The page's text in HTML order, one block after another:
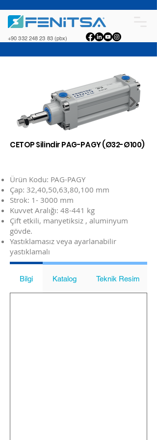
+90 332 248 23 83(pbx)
CETOP Silindir PAG-PAGY (Ø32-Ø100)
Ürün Kodu: PAG-PAGY
Çap: 32,40,50,63,80,100 mm
Strok: 1- 3000 mm
Kuvvet Aralığı: 48-441 kg
Çift etkili, manyetiksiz , aluminyum
gövde.
Yastıklamasız veya ayarlanabilir
yastıklamalı
Bilgi Katalog Teknik Resim